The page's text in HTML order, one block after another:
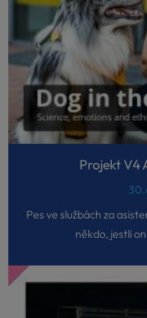
Projekt V4
Pes ve službách za
někdo, jestli